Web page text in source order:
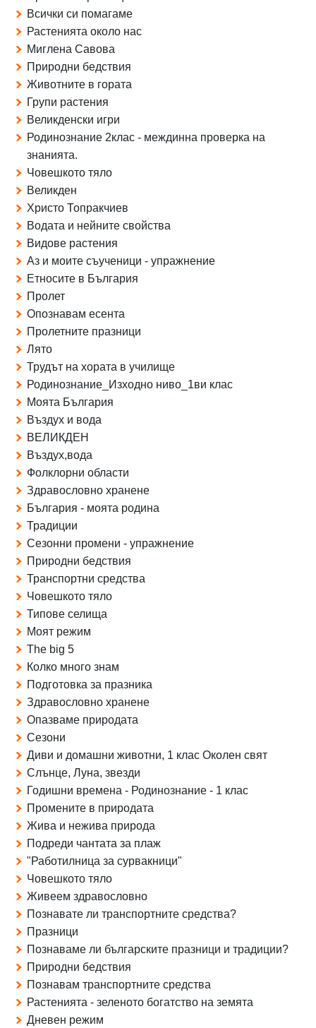
Всички си помагаме
Растенията около нас
Миглена Савова
Природни бедствия
Животните в гората
Групи растения
Великденски игри
Родинознание 2клас - междинна проверка на
знанията.
Човешкото тяло
Великден
Христо Топракчиев
Водата и нейните свойства
Видове растения
Аз и моите съученици - упражнение
Етносите в България
Пролет
Опознавам есента
Пролетните празници
Лято
Трудът на хората в училище
Родинознание_Изходно ниво_1ви клас
Моята България
Въздух и вода
ВЕЛИКДЕН
Въздух,вода
Фолклорни области
Здравословно хранене
България - моята родина
Традиции
Сезонни промени - упражнение
Природни бедствия
Транспортни средства
Човешкото тяло
Типове селища
Моят режим
The big 5
Колко много знам
Подготовка за празника
Здравословно хранене
Опазваме природата
Сезони
Диви и домашни животни, 1 клас Околен свят
Слънце, Луна, звезди
Годишни времена - Родинознание - 1 клас
Промените в природата
Жива и нежива природа
Подреди чантата за плаж
"Работилница за сурвакници"
Човешкото тяло
Живеем здравословно
Познавате ли транспортните средства?
Празници
Познаваме ли българските празници и традиции?
Природни бедствия
Познавам транспортните средства
Растенията - зеленото богатство на земята
Дневен режим